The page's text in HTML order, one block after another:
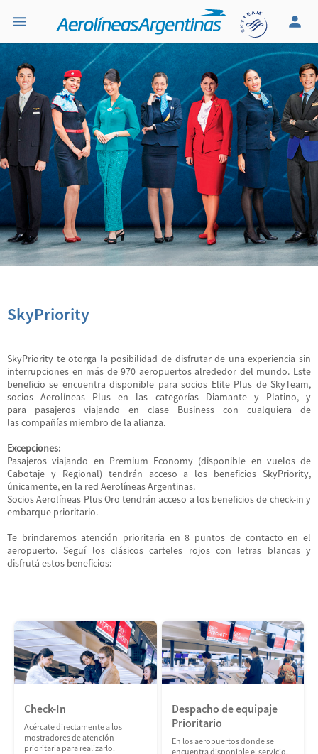
SkyPriority
SkyPriority te otorga la posibilidad de disfrutar de una experiencia sin
interrupciones en más de 970 aeropuertos alrededor del mundo. Este
beneficio se encuentra disponible para socios Elite Plus de SkyTeam,
socios Aerolíneas Plus en las categorías Diamante y Platino, y
para pasajeros viajando en clase Business con cualquiera de
las compañías miembro de la alianza.
Excepciones:
Pasajeros viajando en Premium Economy (disponible en vuelos de
Cabotaje y Regional) tendrán acceso a los beneficios SkyPriority,
únicamente, en la red Aerolíneas Argentinas.
Socios Aerolíneas Plus Oro tendrán acceso a los beneficios de check-in y
embarque prioritario.
Te brindaremos atención prioritaria en 8 puntos de contacto en el
aeropuerto. Seguí los clásicos carteles rojos con letras blancas y
disfrutá estos beneficios:
Check-In
Acércate directamente a los
mostradores de atención
prioritaria para realizarlo.
Despacho de equipaje
Prioritario
En los aeropuertos donde se
encuentra disponible el servicio.